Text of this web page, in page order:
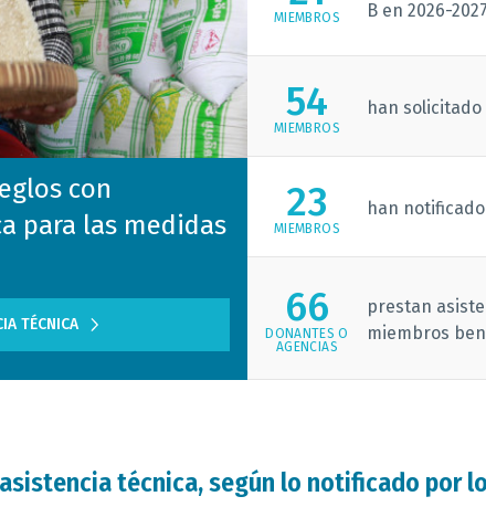
con
para las medidas
TÉCNICA
MIEMBROS
B en 2026-2027
54
MIEMBROS
han
23
MIEMBROS
han
66
DONANTES O
AGENCIAS
prestan
miembros
técnica, según lo notificado por